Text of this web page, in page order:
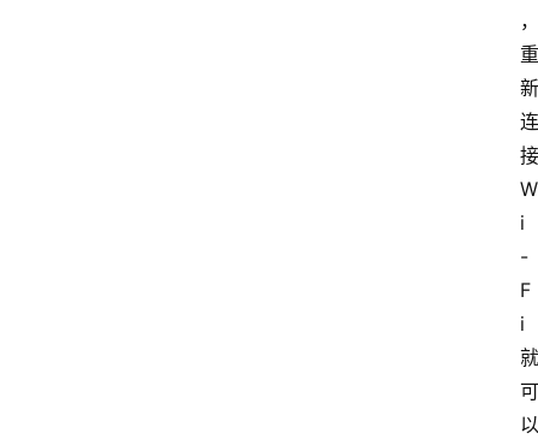
，
重
新
连
接
W
i
-
F
i
就
可
以